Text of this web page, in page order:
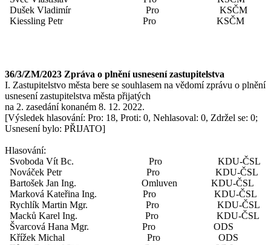
Dušek Vladimír Pro KSČM
Kiessling Petr Pro KSČM
36/3/ZM/2023 Zpráva o plnění usnesení zastupitelstva
I. Zastupitelstvo města bere se souhlasem na vědomí zprávu o plnění
usnesení zastupitelstva města přijatých
na 2. zasedání konaném 8. 12. 2022.
[Výsledek hlasování: Pro: 18, Proti: 0, Nehlasoval: 0, Zdržel se: 0;
Usnesení bylo: PŘIJATO]
Hlasování:
Svoboda Vít Bc. Pro KDU-ČSL
Nováček Petr Pro KDU-ČSL
Bartošek Jan Ing. Omluven KDU-ČSL
Marková Kateřina Ing. Pro KDU-ČSL
Rychlík Martin Mgr. Pro KDU-ČSL
Macků Karel Ing. Pro KDU-ČSL
Švarcová Hana Mgr. Pro ODS
Křížek Michal Pro ODS